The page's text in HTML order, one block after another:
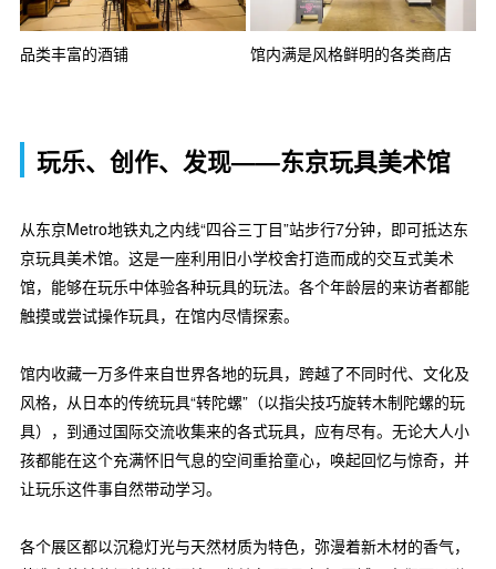
品类丰富的酒铺 馆内满是风格鲜明的各类商店
玩乐、创作、发现——东京玩具美术馆
从东京Metro地铁丸之内线“四谷三丁目”站步行7分钟，即可抵达东
京玩具美术馆。这是一座利用旧小学校舍打造而成的交互式美术
馆，能够在玩乐中体验各种玩具的玩法。各个年龄层的来访者都能
触摸或尝试操作玩具，在馆内尽情探索。
馆内收藏一万多件来自世界各地的玩具，跨越了不同时代、文化及
风格，从日本的传统玩具“转陀螺”（以指尖技巧旋转木制陀螺的玩
具），到通过国际交流收集来的各式玩具，应有尽有。无论大人小
孩都能在这个充满怀旧气息的空间重拾童心，唤起回忆与惊奇，并
让玩乐这件事自然带动学习。
各个展区都以沉稳灯光与天然材质为特色，弥漫着新木材的香气，